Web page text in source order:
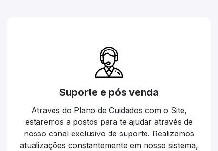
Suporte e pós venda
Através do Plano de Cuidados com o Site,
estaremos a postos para te ajudar através de
nosso canal exclusivo de suporte. Realizamos
atualizações constantemente em nosso sistema,